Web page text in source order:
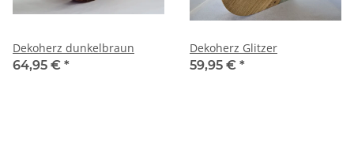
Dekoherz dunkelbraun
64,95 € *
Dekoherz Glitzer
59,95 € *